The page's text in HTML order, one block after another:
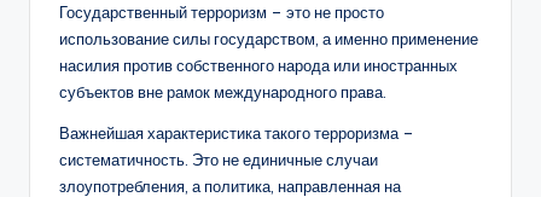
Государственный терроризм – это не просто
использование силы государством, а именно применение
насилия против собственного народа или иностранных
субъектов вне рамок международного права.
Важнейшая характеристика такого терроризма –
систематичность. Это не единичные случаи
злоупотребления, а политика, направленная на